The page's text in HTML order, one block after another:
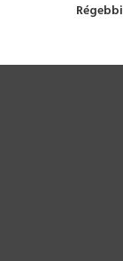
Régebbi